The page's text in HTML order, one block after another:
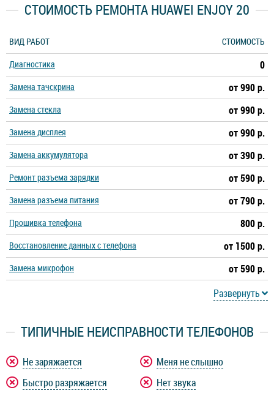
СТОИМОСТЬ РЕМОНТА HUAWEI ENJOY 20
ВИД РАБОТ
СТОИМОСТЬ
Диагностика
0
Замена тачскрина от 990 р.
Замена стекла от 990 р.
Замена дисплея от 990 р.
Замена аккумулятора от 390 р.
Ремонт разъема зарядки от 590 р.
Замена разъема питания от 790 р.
Прошивка телефона 800 р.
Восстановление данных с телефона от 1500 р.
Замена микрофон
от 590 р.
Развернуть
ТИПИЧНЫЕ НЕИСПРАВНОСТИ ТЕЛЕФОНОВ
Не заряжается
Быстро разряжается
Меня не слышно
Нет звука